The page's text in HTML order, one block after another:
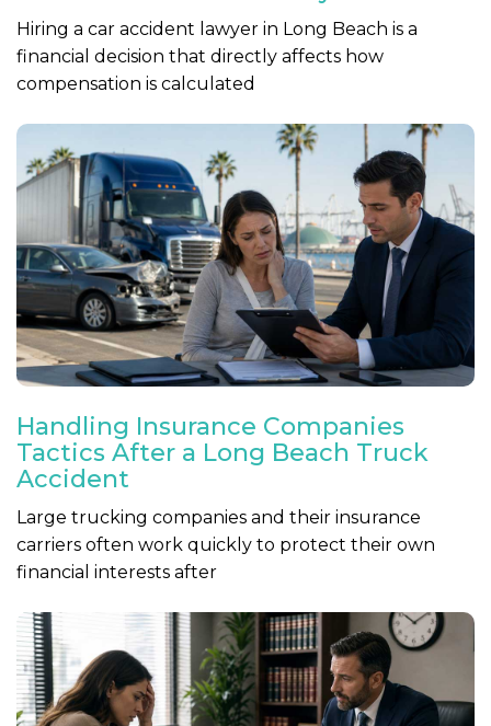
Hiring a car accident lawyer in Long Beach is a
financial decision that directly affects how
compensation is calculated
Handling Insurance Companies
Tactics After a Long Beach Truck
Accident
Large trucking companies and their insurance
carriers often work quickly to protect their own
financial interests after